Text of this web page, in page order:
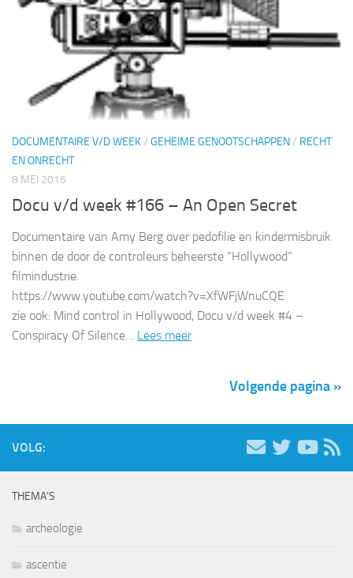
DOCUMENTAIRE V/D WEEK/ GEHEIME GENOOTSCHAPPEN/ RECHT
EN ONRECHT
8 MEI 2016
Docu v/d week #166 – An Open Secret
Documentaire van Amy Berg over pedofilie en kindermisbruik
binnen de door de controleurs beheerste “Hollywood”
filmindustrie.
https://www.youtube.com/watch?v=XfWFjWnuCQE
zie ook: Mind control in Hollywood, Docu v/d week #4 –
Conspiracy Of Silence… Lees meer
Volgende pagina »
VOLG:
THEMA’S
archeologie
ascentie